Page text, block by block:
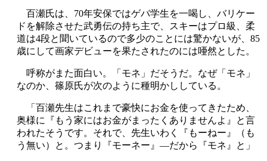
百瀬氏は、70年安保ではゲバ学生を一喝し、バリケー
ドを解除させた武勇伝の持ち主で、スキーはプロ級、柔
道は4段と聞いているので多少のことには驚かないが、85
歳にして画家デビューを果たされたのには唖然とした。
呼称がまた面白い。「モネ」だそうだ。なぜ「モネ」
なのか、篠原氏が次のように種明かししている。
「百瀬先生はこれまで豪快にお金を使ってきたため、
奥様に『もう家にはお金がまったくありませんよ』と言
われたそうです。それで、先生いわく『もーねー』（も
う無い）と。つまり『モーネー』―だから『モネ』と」